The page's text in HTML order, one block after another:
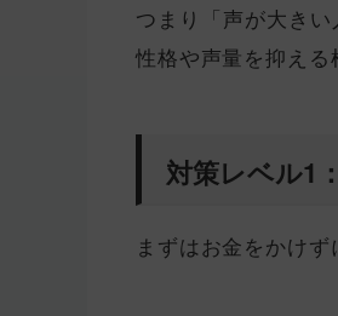
つまり「声が大き
性格や声量を抑える
対策レベル1
まずはお金をかけ